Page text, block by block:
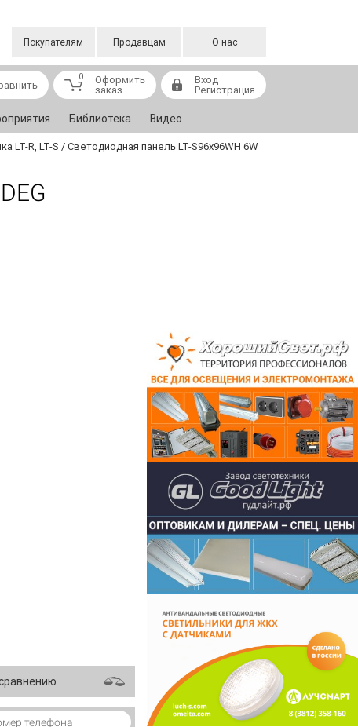
Покупателям Продавцам О нас
0
Оформить
заказ
Вход
Регистрация
Библиотека Видео
LT-R, LT-S / Светодиодная панель LT-S96x96WH 6W